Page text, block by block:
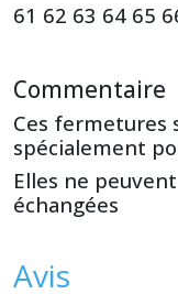
61 62 63 64 65
Commentaire
Ces fermetures
spécialement
Elles ne
échangées
Avis